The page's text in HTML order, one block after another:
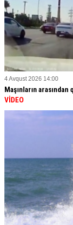
4 Avqust 2026 14:00
Maşınların arasından
VİDEO